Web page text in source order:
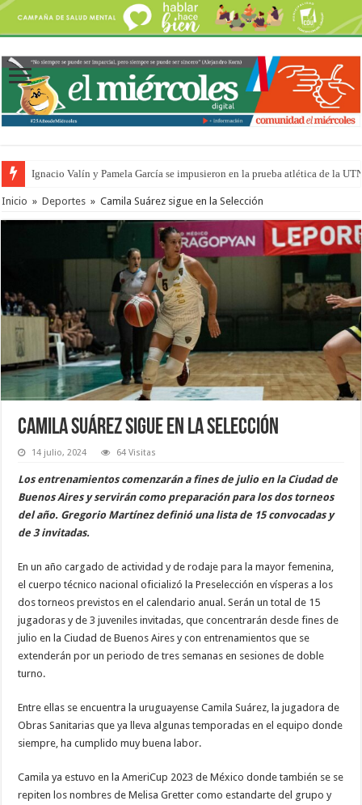
Ignacio Valín y Pamela García se impusieron en la prueba atlética de la
Inicio » Deportes » Camila Suárez sigue en la Selección
Camila Suárez sigue en la Selección
14 julio, 2024 64 Visitas
Los entrenamientos comenzarán a fines de julio en la Ciudad de
Buenos Aires y servirán como preparación para los dos torneos
del año. Gregorio Martínez definió una lista de 15 convocadas y
de 3 invitadas.
En un año cargado de actividad y de rodaje para la mayor femenina,
el cuerpo técnico nacional oficializó la Preselección en vísperas a los
dos torneos previstos en el calendario anual. Serán un total de 15
jugadoras y de 3 juveniles invitadas, que concentrarán desde fines de
julio en la Ciudad de Buenos Aires y con entrenamientos que se
extenderán por un periodo de tres semanas en sesiones de doble
turno.
Entre ellas se encuentra la uruguayense Camila Suárez, la jugadora de
Obras Sanitarias que ya lleva algunas temporadas en el equipo donde
siempre, ha cumplido muy buena labor.
Camila ya estuvo en la AmeriCup 2023 de México donde también se se
repiten los nombres de Melisa Gretter como estandarte del grupo y